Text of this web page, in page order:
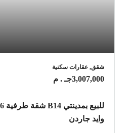
شقق, عقارات سكنية
3,007,000جـ . م
وايد جاردن